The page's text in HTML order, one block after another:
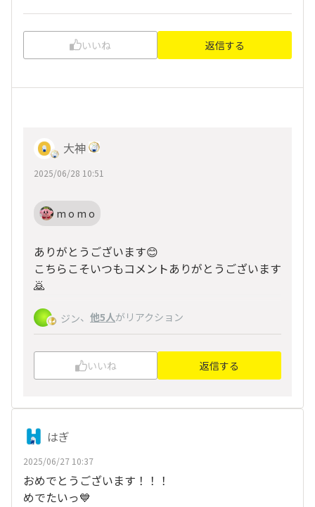
いいね 返信する
大神
2025/06/28 10:51
m o m o
ありがとうございます😊
こちらこそいつもコメントありがとうございます
🙇
ジン、 他5人がリアクション
いいね 返信する
はぎ
2025/06/27 10:37
おめでとうございます！！！
めでたいっ💙